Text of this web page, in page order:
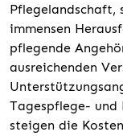
Pflegelandschaft,
immensen
pflegende
ausreichenden
Tagespflege-
steigen die